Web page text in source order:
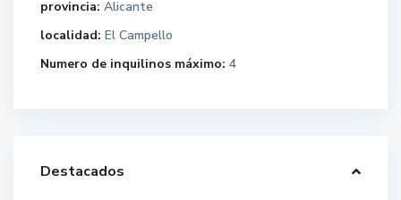
provincia: Alicante
localidad: El Campello
Numero de inquilinos máximo: 4
Destacados